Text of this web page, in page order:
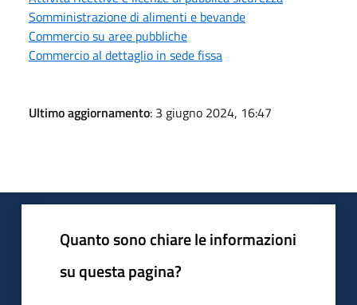
Somministrazione di alimenti e bevande
Commercio su aree pubbliche
Commercio al dettaglio in sede fissa
Ultimo aggiornamento: 3 giugno 2024, 16:47
Quanto sono chiare le informazioni
su questa pagina?